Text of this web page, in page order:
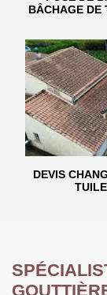
BÂCHAGE DE
DEVIS